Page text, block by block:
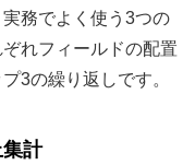
務でよく使う3つの
れフィールドの配置
3の繰り返しです。
計